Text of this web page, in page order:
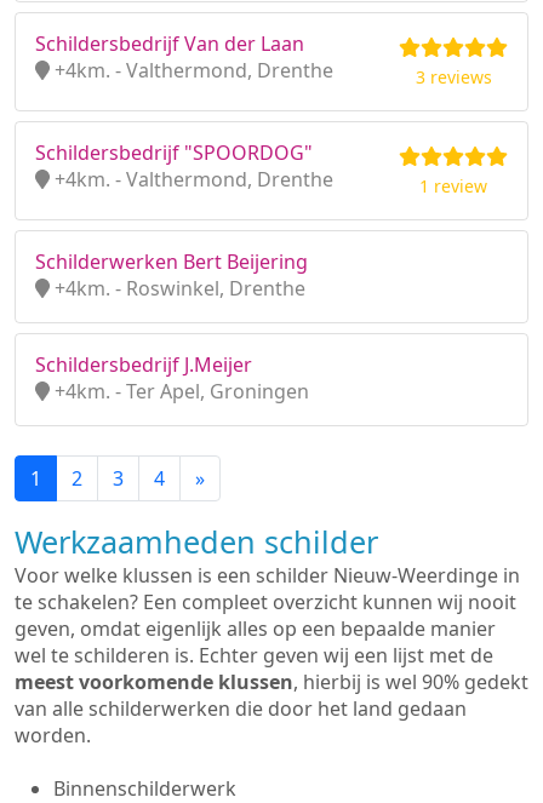
Schildersbedrijf Van der Laan
+4km. - Valthermond, Drenthe
3 reviews
Schildersbedrijf "SPOORDOG"
+4km. - Valthermond, Drenthe
1 review
Schilderwerken Bert Beijering
+4km. - Roswinkel, Drenthe
Schildersbedrijf J.Meijer
+4km. - Ter Apel, Groningen
1 2 3 4 »
Werkzaamheden schilder
Voor welke klussen is een schilder Nieuw-Weerdinge in
te schakelen? Een compleet overzicht kunnen wij nooit
geven, omdat eigenlijk alles op een bepaalde manier
wel te schilderen is. Echter geven wij een lijst met de
meest voorkomende klussen, hierbij is wel 90% gedekt
van alle schilderwerken die door het land gedaan
worden.
Binnenschilderwerk